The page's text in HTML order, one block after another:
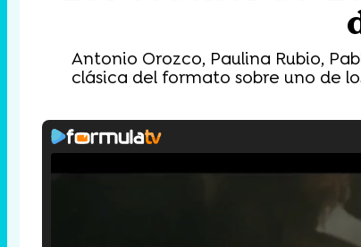
Antonio Orozco, Paulina Rubio,
clásica del formato sobre uno de